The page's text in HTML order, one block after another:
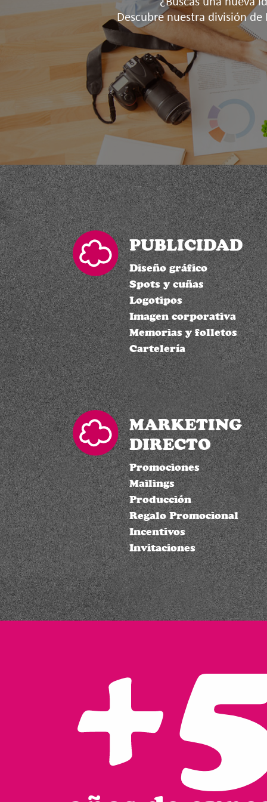
Descubre nuestra división
PUBLICIDAD
Diseño gráfico
Spots y cuñas
Logotipos
Imagen corporativa
Memorias y folletos
Cartelería
MARKETING
DIRECTO
Promociones
Mailings
Producción
Regalo Promocional
Incentivos
Invitaciones